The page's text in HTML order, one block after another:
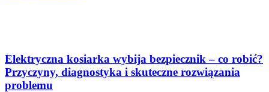
Elektryczna kosiarka wybija bezpiecznik – co robić?
Przyczyny, diagnostyka i skuteczne rozwiązania
problemu